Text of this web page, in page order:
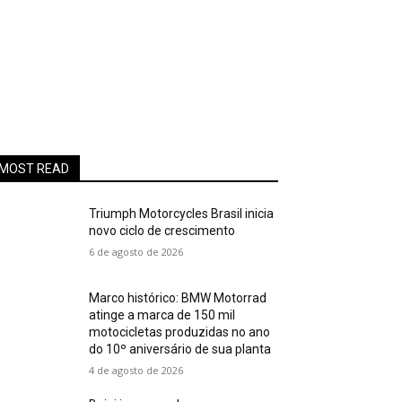
MOST READ
Triumph Motorcycles Brasil inicia
novo ciclo de crescimento
6 de agosto de 2026
Marco histórico: BMW Motorrad
atinge a marca de 150 mil
motocicletas produzidas no ano
do 10º aniversário de sua planta
4 de agosto de 2026